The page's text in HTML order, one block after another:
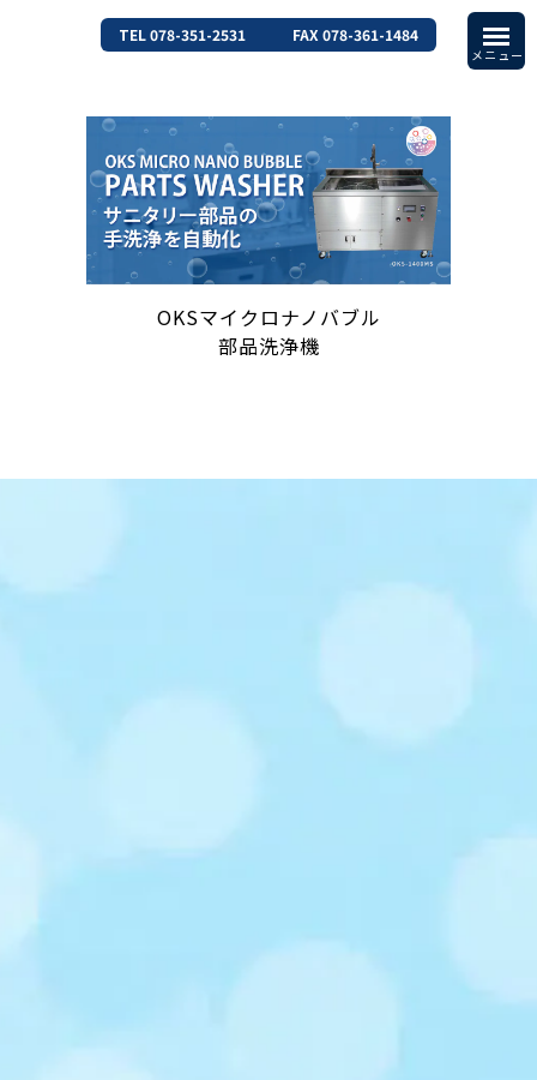
TEL 078-351-2531 FAX 078-361-1484
OKSマイクロナノバブル
部品洗浄機